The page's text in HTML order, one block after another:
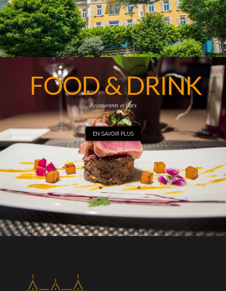
FOOD & DRINK
Restaurants et bars
EN SAVOIR PLUS